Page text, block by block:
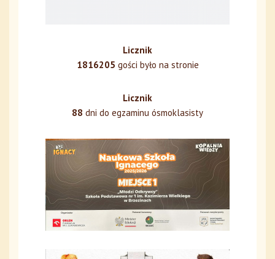
Licznik
1816205 gości było na stronie
Licznik
88 dni do egzaminu ósmoklasisty